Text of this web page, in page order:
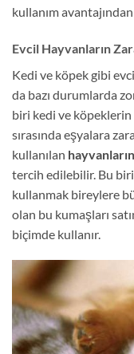
kullanım
Evcil Hayvanların
Kedi ve köpek gibi
da bazı durumlarda
biri kedi ve köpeklerin
sırasında eşyalara
kullanılan
tercih edilebilir. Bu
kullanmak bireylere
olan bu kumaşları
biçimde kullanır.